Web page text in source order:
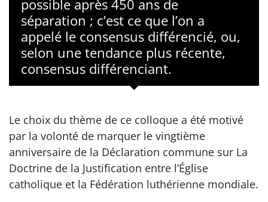
possible après 450 ans de
séparation ; c’est ce que l’on a
appelé le consensus différencié, ou,
selon une tendance plus récente,
consensus différenciant.
Le choix du thème de ce colloque a été motivé
par la volonté de marquer le vingtième
anniversaire de la Déclaration commune sur La
Doctrine de la Justification entre l’Église
catholique et la Fédération luthérienne mondiale.